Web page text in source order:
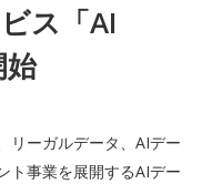
ス「AI
リーガルデータ、AIデー
ト事業を展開するAIデー